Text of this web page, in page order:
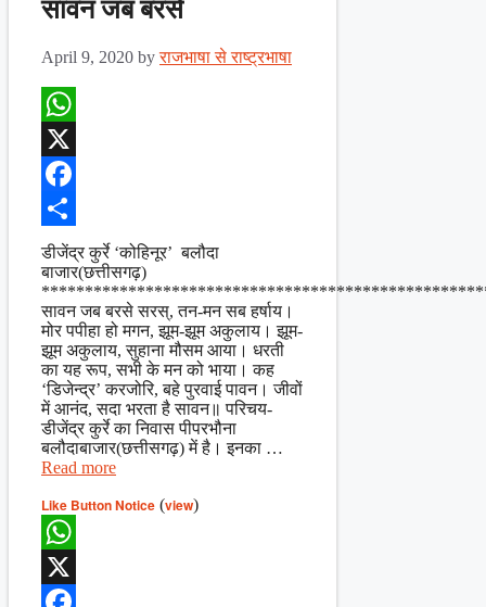
सावन जब बरसे
April 9, 2020 byराजभाषा से राष्ट्रभाषा
WhatsApp
X
Facebook
Share
डीजेंद्र कुर्रे ‘कोहिनूर’ बलौदा
बाजार(छत्तीसगढ़)
सावन जब बरसे सरस्, तन-मन सब हर्षाय।
मोर पपीहा हो मगन, झूम-झूम अकुलाय। झूम-
झूम अकुलाय, सुहाना मौसम आया। धरती
का यह रूप, सभी के मन को भाया। कह
‘डिजेन्द्र’ करजोरि, बहे पुरवाई पावन। जीवों
में आनंद, सदा भरता है सावन॥ परिचय-
डीजेंद्र कुर्रे का निवास पीपरभौना
बलौदाबाजार(छत्तीसगढ़) में है। इनका …
Read more
Like Button Notice (view)
WhatsApp
X